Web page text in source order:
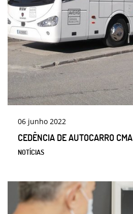
06 junho 2022
CEDÊNCIA DE AUTOCARRO CMA
NOTÍCIAS